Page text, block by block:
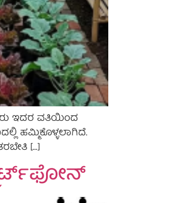
ಇದರ ವತಿಯಿಂದ
ಹಮ್ಮಿಕೊಳ್ಳಲಾಗಿದೆ.
[…]